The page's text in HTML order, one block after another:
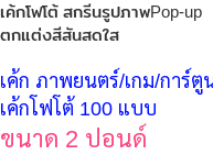
เค้กโฟโต้ สกรีนรูปภาพPop-up
ตกแต่งสีสันสดใส
เค้ก ภาพยนตร์/เกม/การ์ตู
เค้กโฟโต้ 100 แบบ
ขนาด 2 ปอนด์